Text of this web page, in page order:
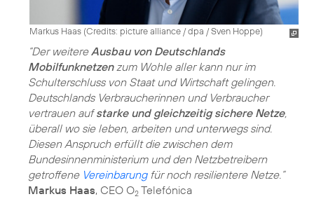
Markus Haas (Credits: picture alliance / dpa / Sven Hoppe)
“Der weitereAusbau von Deutschlands
Mobilfunknetzenzum Wohle aller kann nur im
Schulterschluss von Staat und Wirtschaft gelingen.
Deutschlands Verbraucherinnen und Verbraucher
vertrauen aufstarke und gleichzeitig sichere Netze,
überall wo sie leben, arbeiten und unterwegs sind.
Diesen Anspruch erfüllt die zwischen dem
Bundesinnenministerium und den Netzbetreibern
getroffene Vereinbarungfür noch resilientere Netze.”
Markus Haas, CEO O2 Telefónica